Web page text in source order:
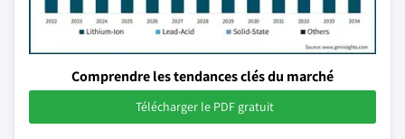
Comprendre les tendances clés du marché
Télécharger le PDF gratuit